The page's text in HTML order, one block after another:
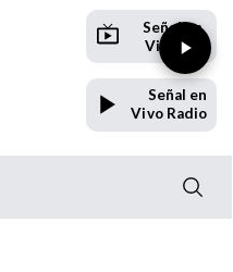
Señal en
Vivo TV
Señal en
Vivo Radio